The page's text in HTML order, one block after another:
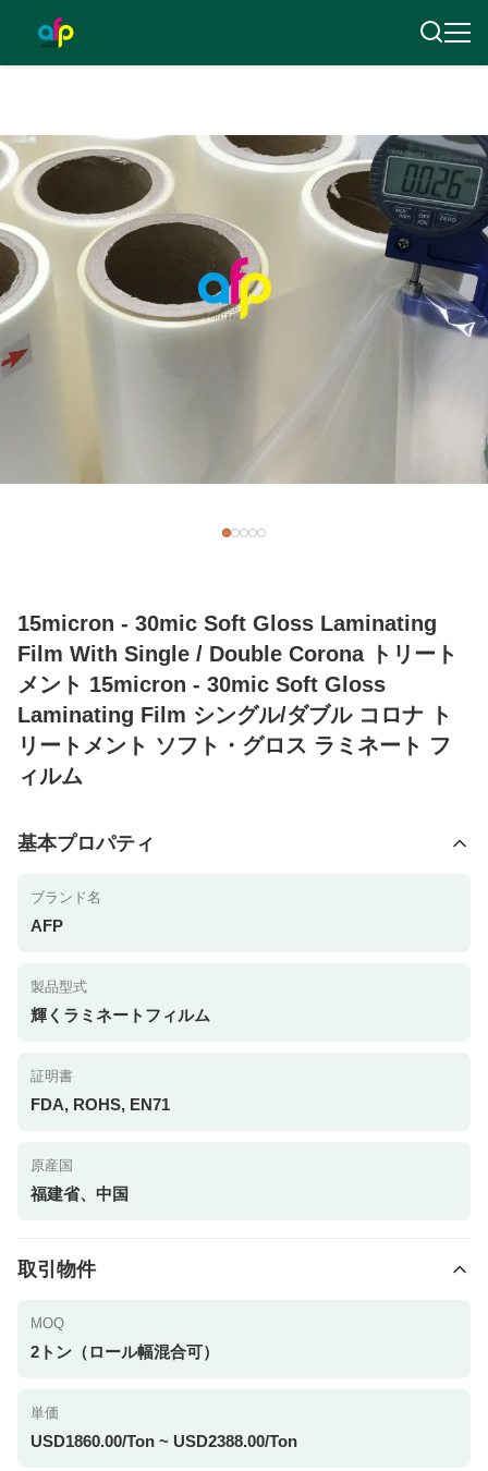
15micron - 30mic Soft Gloss Laminating
Film With Single / Double Corona トリート
メント 15micron - 30mic Soft Gloss
Laminating Film シングル/ダブル コロナ ト
リートメント ソフト・グロス ラミネート フ
ィルム
基本プロパティ
ブランド名
AFP
製品型式
輝くラミネートフィルム
証明書
FDA, ROHS, EN71
原産国
福建省、中国
取引物件
MOQ
2トン（ロール幅混合可）
単価
USD1860.00/Ton ~ USD2388.00/Ton